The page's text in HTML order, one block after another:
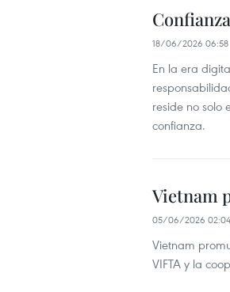
18/06/2026 06:58
En la era
reside no
confianza.
Vietnam
05/06/2026 02:04
Vietnam
VIFTA y la